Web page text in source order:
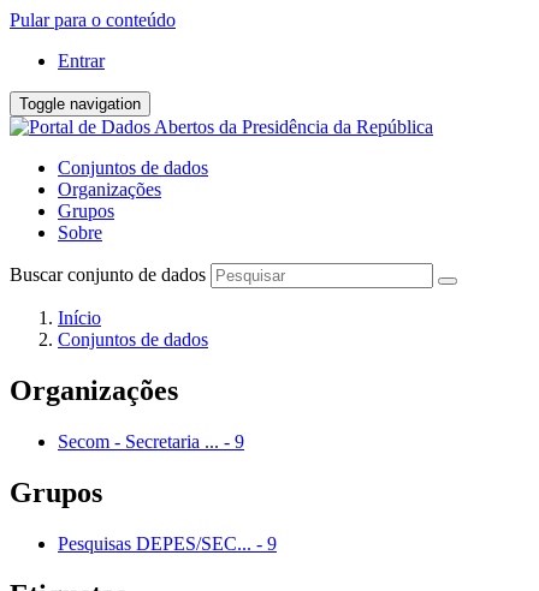
Pular para o conteúdo
Entrar
Toggle navigation
Conjuntos de dados
Organizações
Grupos
Sobre
Buscar conjunto de dados
Início
Conjuntos de dados
Organizações
Secom - Secretaria ... - 9
Grupos
Pesquisas DEPES/SEC... - 9